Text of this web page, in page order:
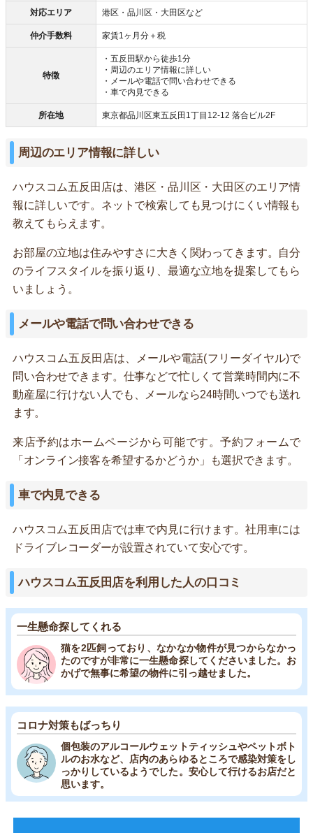
対応エリア 港区・品川区・大田区など
仲介手数料 家賃1ヶ月分＋税
特徴
・五反田駅から徒歩1分
・周辺のエリア情報に詳しい
・メールや電話で問い合わせできる
・車で内見できる
所在地 東京都品川区東五反田1丁目12-12 落合ビル2F
周辺のエリア情報に詳しい
ハウスコム五反田店は、港区・品川区・大田区のエリア情
報に詳しいです。ネットで検索しても見つけにくい情報も
教えてもらえます。
お部屋の立地は住みやすさに大きく関わってきます。自分
のライフスタイルを振り返り、最適な立地を提案してもら
いましょう。
メールや電話で問い合わせできる
ハウスコム五反田店は、メールや電話(フリーダイヤル)で
問い合わせできます。仕事などで忙しくて営業時間内に不
動産屋に行けない人でも、メールなら24時間いつでも送れ
ます。
来店予約はホームページから可能です。予約フォームで
「オンライン接客を希望するかどうか」も選択できます。
車で内見できる
ハウスコム五反田店では車で内見に行けます。社用車には
ドライブレコーダーが設置されていて安心です。
ハウスコム五反田店を利用した人の口コミ
一生懸命探してくれる
猫を2匹飼っており、なかなか物件が見つからなかっ
たのですが非常に一生懸命探してくださいました。お
かげで無事に希望の物件に引っ越せました。
コロナ対策もばっちり
個包装のアルコールウェットティッシュやペットボト
ルのお水など、店内のあらゆるところで感染対策をし
っかりしているようでした。安心して行けるお店だと
思います。